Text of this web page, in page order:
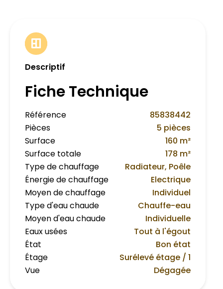
Descriptif
Fiche Technique
Référence
85838442
Pièces
5 pièces
Surface
160 m²
Surface totale
178 m²
Type de chauffage
Radiateur, Poêle
Énergie de chauffage
Electrique
Moyen de chauffage
Individuel
Type d'eau chaude
Chauffe-eau
Moyen d'eau chaude
Individuelle
Eaux usées
Tout à l'égout
État
Bon état
Étage
Surélevé étage / 1
Vue
Dégagée